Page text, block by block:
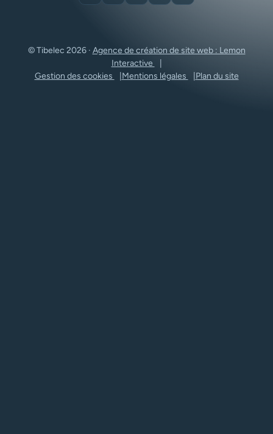
© Tibelec 2026 · Agence de création de site web : Lemon
Interactive
Gestion des cookies
Mentions légales Plan du site